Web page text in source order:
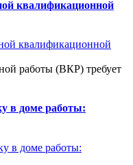
квалификационной
работы (ВКР) требует
в доме работы: